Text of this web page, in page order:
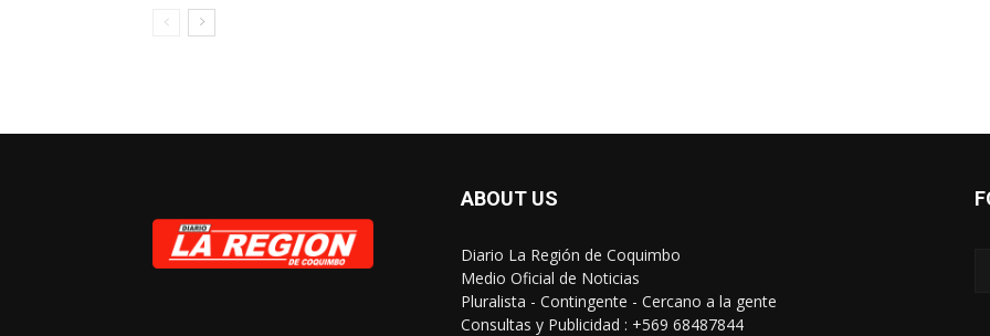
ABOUT US
Diario La Región de Coquimbo
Medio Oficial de Noticias
Pluralista - Contingente - Cercano a la gente
Consultas y Publicidad : +569 68487844